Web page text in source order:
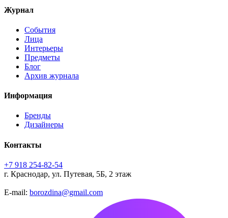
Журнал
События
Лица
Интерьеры
Предметы
Блог
Архив журнала
Информация
Бренды
Дизайнеры
Контакты
+7 918 254-82-54
г. Краснодар, ул. Путевая, 5Б, 2 этаж
E-mail: borozdina@gmail.com